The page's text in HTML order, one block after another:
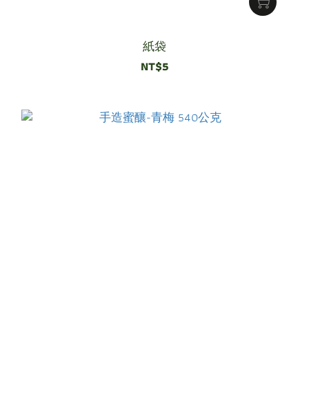
紙袋
NT$5